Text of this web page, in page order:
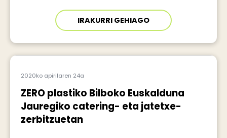
IRAKURRI GEHIAGO
2020ko apirilaren 24a
ZERO plastiko Bilboko Euskalduna
Jauregiko catering- eta jatetxe-
zerbitzuetan